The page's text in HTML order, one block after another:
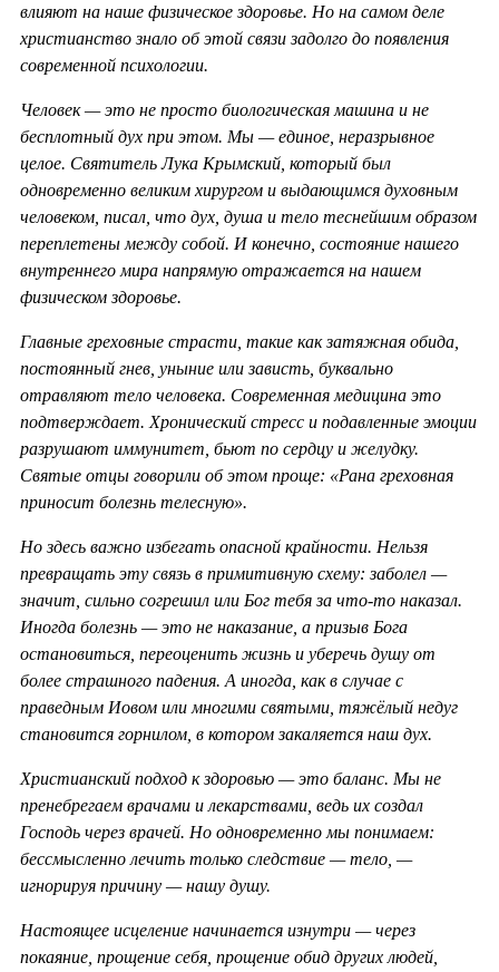
влияют на наше физическое здоровье. Но на самом деле
христианство знало об этой связи задолго до появления
современной психологии.
Человек — это не просто биологическая машина и не
бесплотный дух при этом. Мы — единое, неразрывное
целое. Святитель Лука Крымский, который был
одновременно великим хирургом и выдающимся духовным
человеком, писал, что дух, душа и тело теснейшим образом
переплетены между собой. И конечно, состояние нашего
внутреннего мира напрямую отражается на нашем
физическом здоровье.
Главные греховные страсти, такие как затяжная обида,
постоянный гнев, уныние или зависть, буквально
отравляют тело человека. Современная медицина это
подтверждает. Хронический стресс и подавленные эмоции
разрушают иммунитет, бьют по сердцу и желудку.
Святые отцы говорили об этом проще: «Рана греховная
приносит болезнь телесную».
Но здесь важно избегать опасной крайности. Нельзя
превращать эту связь в примитивную схему: заболел —
значит, сильно согрешил или Бог тебя за что-то наказал.
Иногда болезнь — это не наказание, а призыв Бога
остановиться, переоценить жизнь и уберечь душу от
более страшного падения. А иногда, как в случае с
праведным Иовом или многими святыми, тяжёлый недуг
становится горнилом, в котором закаляется наш дух.
Христианский подход к здоровью — это баланс. Мы не
пренебрегаем врачами и лекарствами, ведь их создал
Господь через врачей. Но одновременно мы понимаем:
бессмысленно лечить только следствие — тело, —
игнорируя причину — нашу душу.
Настоящее исцеление начинается изнутри — через
покаяние, прощение себя, прощение обид других людей,